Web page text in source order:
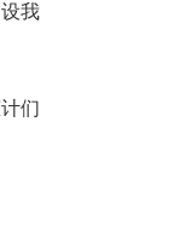
设
计
我
们